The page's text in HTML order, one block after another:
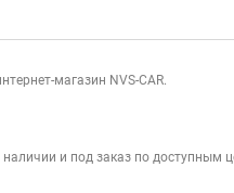
магазин NVS-CAR.
и под заказ по